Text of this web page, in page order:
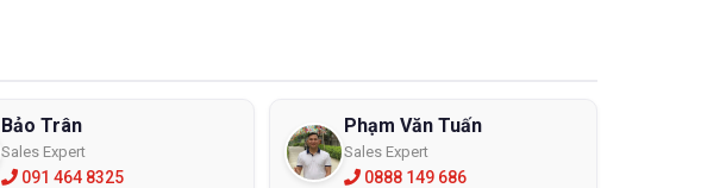
Bảo Trân
Sales Expert
091 464 8325
Phạm Văn Tuấn
Sales Expert
0888 149 686